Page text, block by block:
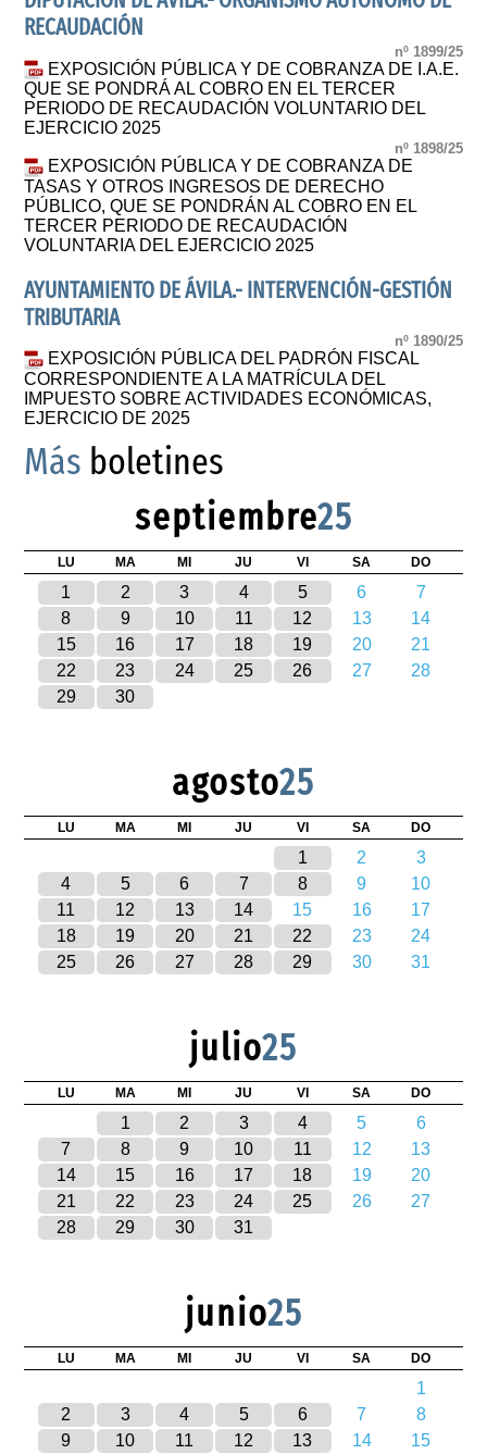
RECAUDACIÓN
nº 1899/25
EXPOSICIÓN PÚBLICA Y DE COBRANZA DE I.A.E.
QUE SE PONDRÁ AL COBRO EN EL TERCER
PERIODO DE RECAUDACIÓN VOLUNTARIO DEL
EJERCICIO 2025
nº 1898/25
EXPOSICIÓN PÚBLICA Y DE COBRANZA DE
TASAS Y OTROS INGRESOS DE DERECHO
PÚBLICO, QUE SE PONDRÁN AL COBRO EN EL
TERCER PERIODO DE RECAUDACIÓN
VOLUNTARIA DEL EJERCICIO 2025
AYUNTAMIENTO DE ÁVILA.- INTERVENCIÓN-GESTIÓN
TRIBUTARIA
nº 1890/25
EXPOSICIÓN PÚBLICA DEL PADRÓN FISCAL
CORRESPONDIENTE A LA MATRÍCULA DEL
IMPUESTO SOBRE ACTIVIDADES ECONÓMICAS,
EJERCICIO DE 2025
Más boletines
septiembre25
LU MA MI JU VI SA DO
1 2 3 4 5 6
7
8
9 10 11 12 13
14
15
16 17 18 19 20
21
22
23 24 25 26 27
28
29
30
agosto25
LU MA MI JU VI SA DO
1 2
3
4
5 6 7 8 9
10
11
12 13 14 15 16
17
18
19 20 21 22 23
24
25
26 27 28 29 30 31
julio25
LU MA MI JU VI SA DO
1 2 3 4 5
6
7
8 9 10 11 12
13
14
15 16 17 18 19
20
21
22 23 24 25 26
27
28
29 30 31
junio25
LU MA MI JU VI SA DO
1
2
3 4 5 6 7
8
9
10 11 12 13 14
15